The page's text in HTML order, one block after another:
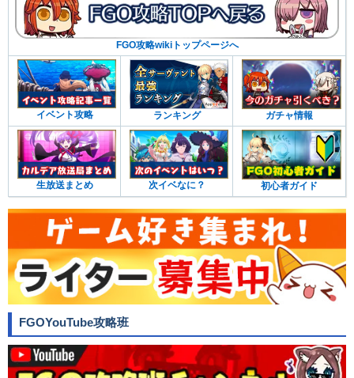
FGO攻略wikiトップページへ
イベント攻略 ランキング ガチャ情報
生放送まとめ 次イベなに？ 初心者ガイド
FGOYouTube攻略班